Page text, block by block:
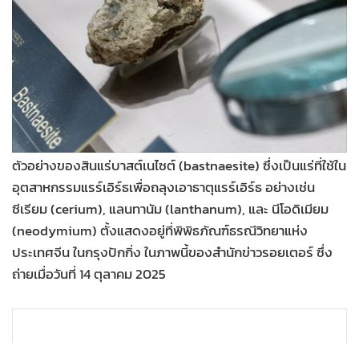
• Good health & Well-being
• Green Innovation & SD
•
Management & HR
MGR Live
• Infographic
• การเมือง
• ท่องเที่ยว
• กีฬา
• ต่างประเทศ
• Special Scoop
• เศรษฐกิจ-ธุรกิจ
• จีน
• ชุมชน-คุณภาพชีวิต
ตัวอย่างของสินแร่บาสต์เนไซต์ (bastnaesite) ซึ่งเป็นแร่ที่ใช้ใน
อุตสาหกรรมแรร์เอิร์ธเพื่อถลุงเอาธาตุแรร์เอิร์ธ อย่างเช่น
ซีเรียม (cerium), แลนทานัม (lanthanum), และ นีโอดิเมียม
(neodymium) ตั้งแสดงอยู่ที่พิพิธภัณฑ์ธรณีวิทยาแห่ง
ประเทศจีน ในกรุงปักกิ่ง ในภาพนี้ของสำนักข่าวรอยเตอร์ ซึ่ง
ถ่ายเมื่อวันที่ 14 ตุลาคม 2025